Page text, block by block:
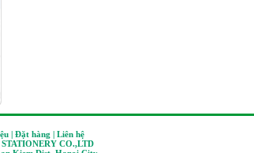
| Đặt hàng | Liên hệ
CO.,LTD